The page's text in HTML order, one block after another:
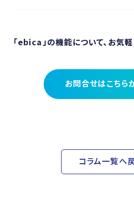
「ebica」の機能について、お気
お問合せはこちら
コラム一覧へ